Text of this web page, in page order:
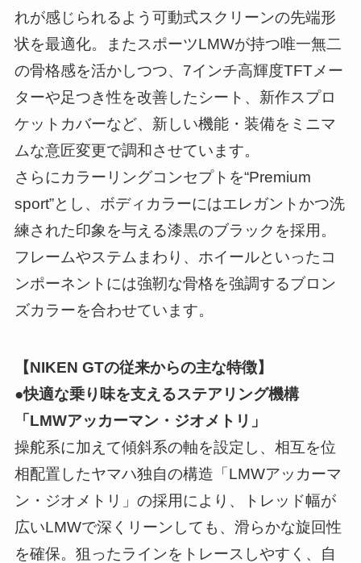
れが感じられるよう可動式スクリーンの先端形
状を最適化。またスポーツLMWが持つ唯一無二
の骨格感を活かしつつ、7インチ高輝度TFTメー
ターや足つき性を改善したシート、新作スプロ
ケットカバーなど、新しい機能・装備をミニマ
ムな意匠変更で調和させています。
さらにカラーリングコンセプトを“Premium
sport”とし、ボディカラーにはエレガントかつ洗
練された印象を与える漆黒のブラックを採用。
フレームやステムまわり、ホイールといったコ
ンポーネントには強靭な骨格を強調するブロン
ズカラーを合わせています。
【NIKEN GTの従来からの主な特徴】
●快適な乗り味を支えるステアリング機構
「LMWアッカーマン・ジオメトリ」
操舵系に加えて傾斜系の軸を設定し、相互を位
相配置したヤマハ独自の構造「LMWアッカーマ
ン・ジオメトリ」の採用により、トレッド幅が
広いLMWで深くリーンしても、滑らかな旋回性
を確保。狙ったラインをトレースしやすく、自